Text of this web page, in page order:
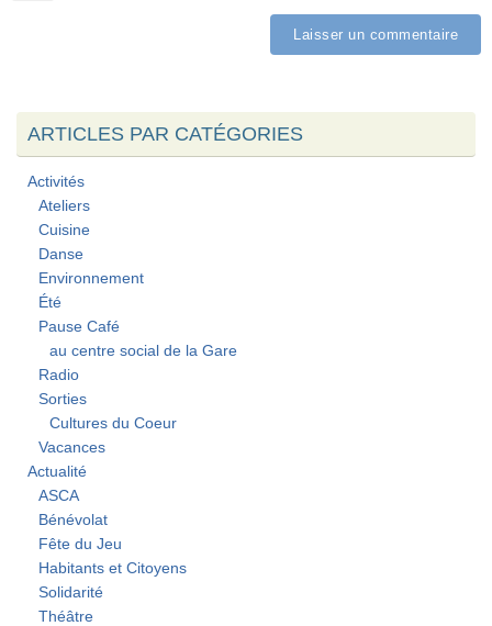
ARTICLES PAR CATÉGORIES
Activités
Ateliers
Cuisine
Danse
Environnement
Été
Pause Café
au centre social de la Gare
Radio
Sorties
Cultures du Coeur
Vacances
Actualité
ASCA
Bénévolat
Fête du Jeu
Habitants et Citoyens
Solidarité
Théâtre